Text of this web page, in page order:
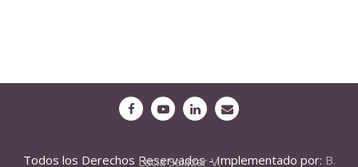
Todos los Derechos Reservados - Implementado por:
B. Lucia Salazar V.